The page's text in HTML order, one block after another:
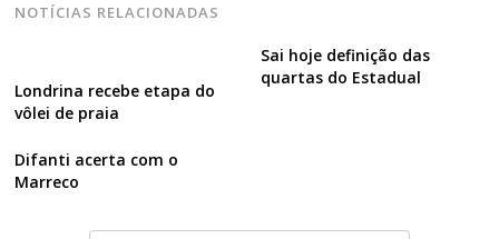
NOTÍCIAS RELACIONADAS
Londrina recebe etapa do
vôlei de praia
Sai hoje definição das
quartas do Estadual
Difanti acerta com o
Marreco